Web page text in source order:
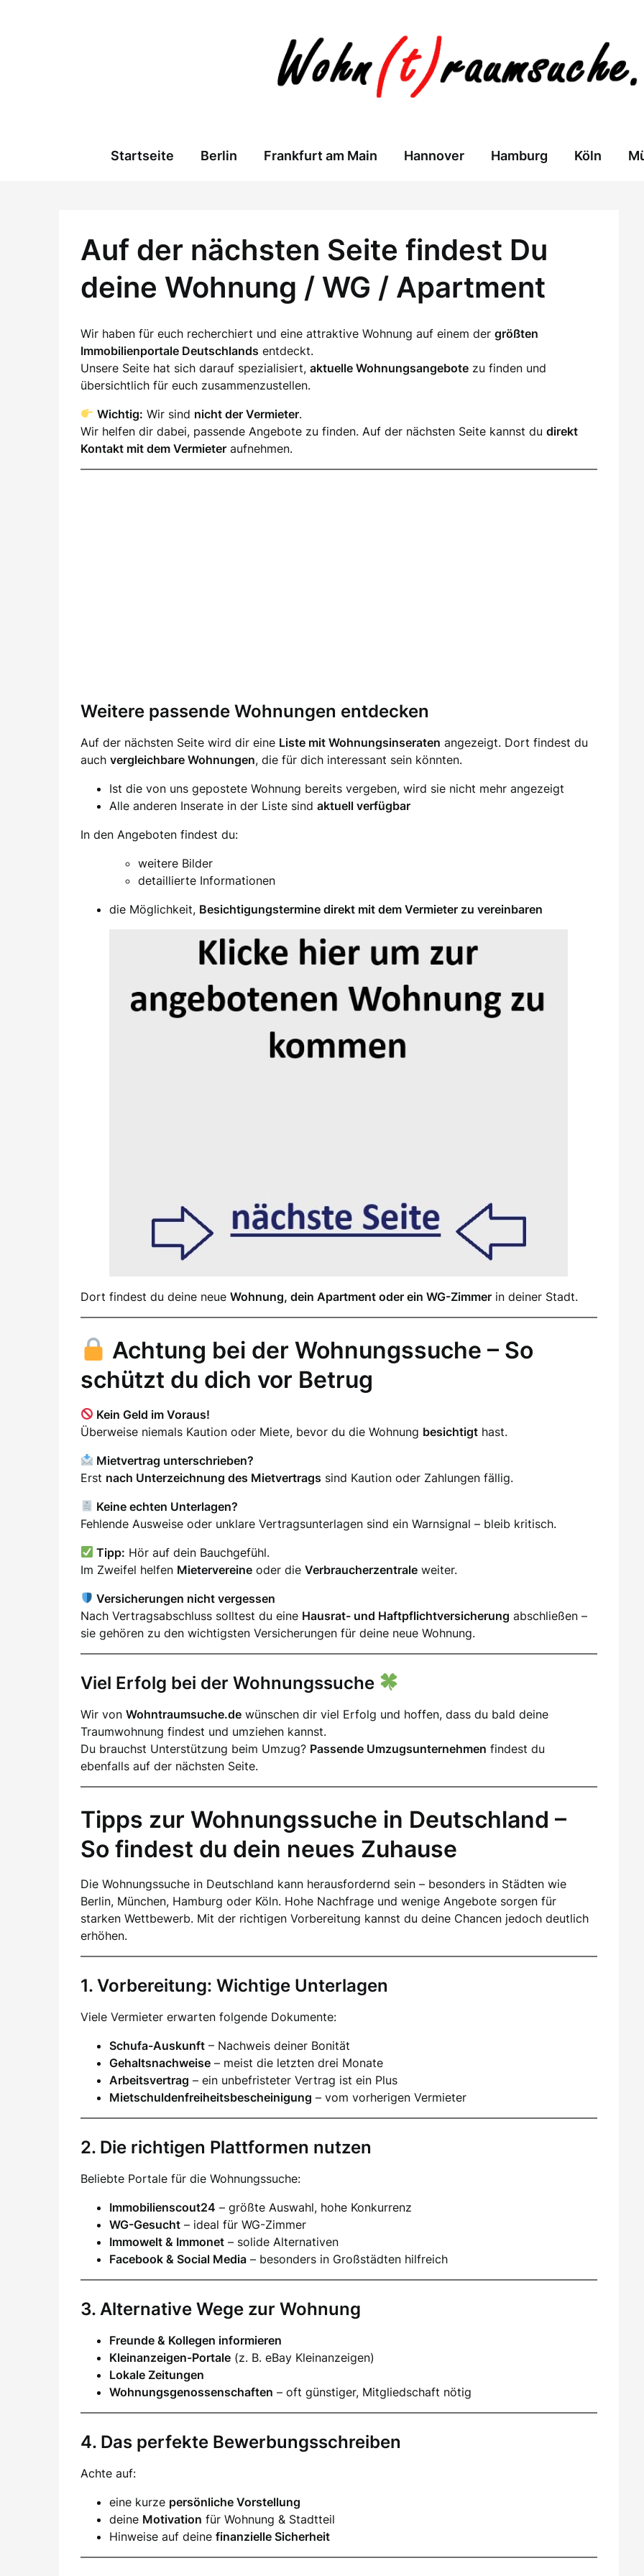
Startseite Berlin Frankfurt am Main Hannover Hamburg Köln
Auf der nächsten Seite findest Du
deine Wohnung / WG / Apartment
Wir haben für euch recherchiert und eine attraktive Wohnung auf einem der größten
Immobilienportale Deutschlands entdeckt.
Unsere Seite hat sich darauf spezialisiert, aktuelle Wohnungsangebote zu finden und
übersichtlich für euch zusammenzustellen.
Wichtig: Wir sind nicht der Vermieter.
Wir helfen dir dabei, passende Angebote zu finden. Auf der nächsten Seite kannst du direkt
Kontakt mit dem Vermieter aufnehmen.
Weitere passende Wohnungen entdecken
Auf der nächsten Seite wird dir eine Liste mit Wohnungsinseraten angezeigt. Dort findest du
auch vergleichbare Wohnungen, die für dich interessant sein könnten.
Ist die von uns gepostete Wohnung bereits vergeben, wird sie nicht mehr angezeigt
Alle anderen Inserate in der Liste sind aktuell verfügbar
In den Angeboten findest du:
weitere Bilder
detaillierte Informationen
die Möglichkeit, Besichtigungstermine direkt mit dem Vermieter zu vereinbaren
Dort findest du deine neue Wohnung, dein Apartment oder ein WG-Zimmer in deiner Stadt.
Achtung bei der Wohnungssuche – So
schützt du dich vor Betrug
Kein Geld im Voraus!
Überweise niemals Kaution oder Miete, bevor du die Wohnung besichtigt hast.
Mietvertrag unterschrieben?
Erst nach Unterzeichnung des Mietvertrags sind Kaution oder Zahlungen fällig.
Keine echten Unterlagen?
Fehlende Ausweise oder unklare Vertragsunterlagen sind ein Warnsignal – bleib kritisch.
Tipp: Hör auf dein Bauchgefühl.
Im Zweifel helfen Mietervereine oder die Verbraucherzentrale weiter.
Versicherungen nicht vergessen
Nach Vertragsabschluss solltest du eine Hausrat- und Haftpflichtversicherung abschließen –
sie gehören zu den wichtigsten Versicherungen für deine neue Wohnung.
Viel Erfolg bei der Wohnungssuche
Wir von Wohntraumsuche.de wünschen dir viel Erfolg und hoffen, dass du bald deine
Traumwohnung findest und umziehen kannst.
Du brauchst Unterstützung beim Umzug? Passende Umzugsunternehmen findest du
ebenfalls auf der nächsten Seite.
Tipps zur Wohnungssuche in Deutschland –
So findest du dein neues Zuhause
Die Wohnungssuche in Deutschland kann herausfordernd sein – besonders in Städten wie
Berlin, München, Hamburg oder Köln. Hohe Nachfrage und wenige Angebote sorgen für
starken Wettbewerb. Mit der richtigen Vorbereitung kannst du deine Chancen jedoch deutlich
erhöhen.
1. Vorbereitung: Wichtige Unterlagen
Viele Vermieter erwarten folgende Dokumente:
Schufa-Auskunft – Nachweis deiner Bonität
Gehaltsnachweise – meist die letzten drei Monate
Arbeitsvertrag – ein unbefristeter Vertrag ist ein Plus
Mietschuldenfreiheitsbescheinigung – vom vorherigen Vermieter
2. Die richtigen Plattformen nutzen
Beliebte Portale für die Wohnungssuche:
Immobilienscout24 – größte Auswahl, hohe Konkurrenz
WG-Gesucht – ideal für WG-Zimmer
Immowelt & Immonet – solide Alternativen
Facebook & Social Media – besonders in Großstädten hilfreich
3. Alternative Wege zur Wohnung
Freunde & Kollegen informieren
Kleinanzeigen-Portale (z. B. eBay Kleinanzeigen)
Lokale Zeitungen
Wohnungsgenossenschaften – oft günstiger, Mitgliedschaft nötig
4. Das perfekte Bewerbungsschreiben
Achte auf:
eine kurze persönliche Vorstellung
deine Motivation für Wohnung & Stadtteil
Hinweise auf deine finanzielle Sicherheit